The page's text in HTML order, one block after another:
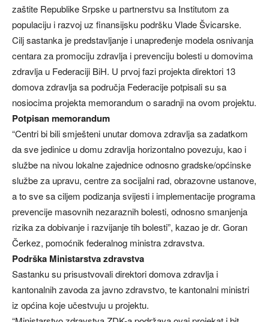
zaštite Republike Srpske u partnerstvu sa Institutom za
populaciju i razvoj uz finansijsku podršku Vlade Švicarske.
Cilj sastanka je predstavljanje i unapređenje modela osnivanja
centara za promociju zdravlja i prevenciju bolesti u domovima
zdravlja u Federaciji BiH. U prvoj fazi projekta direktori 13
domova zdravlja sa područja Federacije potpisali su sa
nosiocima projekta memorandum o saradnji na ovom projektu.
Potpisan memorandum
“Centri bi bili smješteni unutar domova zdravlja sa zadatkom
da sve jedinice u domu zdravlja horizontalno povezuju, kao i
službe na nivou lokalne zajednice odnosno gradske/općinske
službe za upravu, centre za socijalni rad, obrazovne ustanove,
a to sve sa ciljem podizanja svijesti i implementacije programa
prevencije masovnih nezaraznih bolesti, odnosno smanjenja
rizika za dobivanje i razvijanje tih bolesti”, kazao je dr. Goran
Čerkez, pomoćnik federalnog ministra zdravstva.
Podrška Ministarstva zdravstva
Sastanku su prisustvovali direktori domova zdravlja i
kantonalnih zavoda za javno zdravstvo, te kantonalni ministri
iz općina koje učestvuju u projektu.